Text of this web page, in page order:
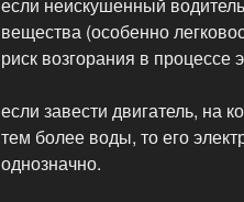
если неискушенный
вещества (особенно
риск возгорания в процессе
если завести двигатель, на
тем более воды, то его
однозначно.